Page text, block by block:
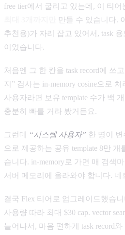
free tier에서 굴리고 있는데, 이 티어
만들 수 있습니다.
추천용)가 자리 잡고 있어서, task
이었습니다.
처음엔 그 한 칸을 task record에 쓰
지” 검사는 in-memory cosine으로
사용자라면 보유 template 수가 백
충분히 빠를 거라 봤거든요.
그런데 “시스템 사용자” 한 명이
으로 제공하는 공유 template 8만
습니다. in-memory로 가면 매 검색
서버 메모리에 올라와야 합니다.
결국 Flex 티어로 업그레이드했습
사용량 따라 최대 $30 cap. vector
늘어나서, 마음 편하게 task record